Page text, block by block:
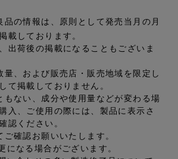
品の情報は、原則として発売当月の月
載しております。
出荷後の掲載になることもございま
量、および販売店・販売地域を限定し
て掲載しておりません。
もない、成分や使用量などが変わる場
入、ご使用の際には、製品に表示さ
認ください。
確認お願いいたします。
なる場合がございます。